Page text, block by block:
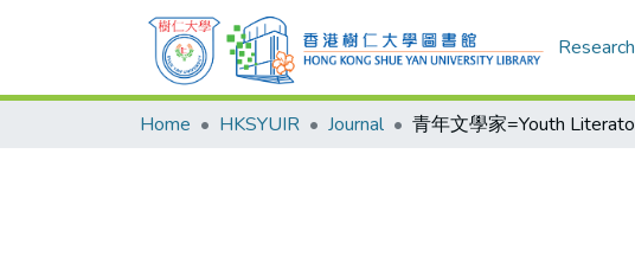
Home HKSYUIR Journal 青年文學家=Youth